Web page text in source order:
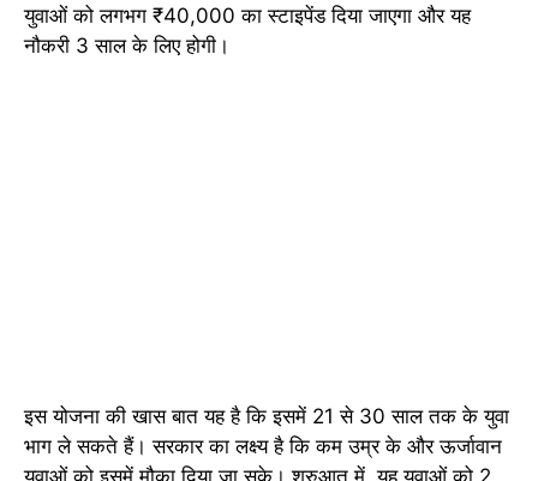
युवाओं को लगभग ₹40,000 का स्टाइपेंड दिया जाएगा और यह
नौकरी 3 साल के लिए होगी।
इस योजना की खास बात यह है कि इसमें 21 से 30 साल तक के युवा
भाग ले सकते हैं। सरकार का लक्ष्य है कि कम उम्र के और ऊर्जावान
युवाओं को इसमें मौका दिया जा सके। शुरुआत में, यह युवाओं को 2